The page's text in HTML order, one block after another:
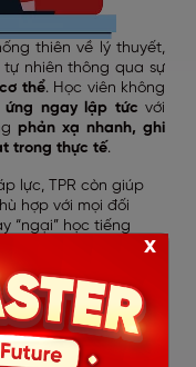
thiên về lý thuyết,
tự nhiên thông qua sự
thể. Học viên không
ứng ngay lập tức với
phản xạ nhanh, ghi
trong thực tế.
lực, TPR còn giúp
hợp với mọi đối
“ngại” học tiếng
Xem chi tiết
x